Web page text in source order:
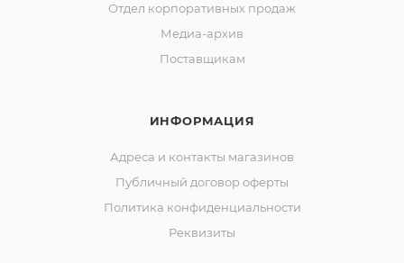
Отдел корпоративных продаж
Медиа-архив
Поставщикам
ИНФОРМАЦИЯ
Адреса и контакты магазинов
Публичный договор оферты
Политика конфиденциальности
Реквизиты